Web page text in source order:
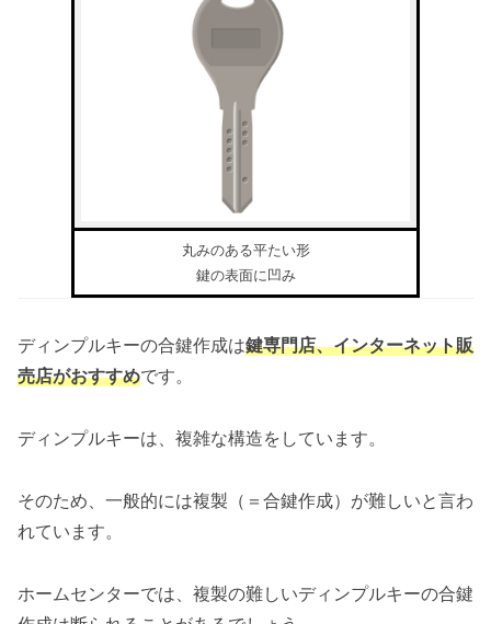
丸みのある平たい形
鍵の表面に凹み
ディンプルキーの合鍵作成は鍵専門店、インターネット販
売店がおすすめです。
ディンプルキーは、複雑な構造をしています。
そのため、一般的には複製（＝合鍵作成）が難しいと言わ
れています。
ホームセンターでは、複製の難しいディンプルキーの合鍵